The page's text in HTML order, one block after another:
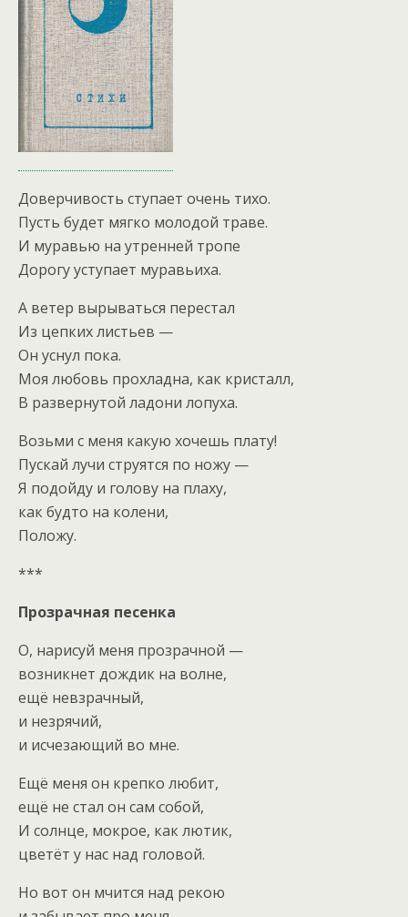
Доверчивость ступает очень тихо.
Пусть будет мягко молодой траве.
И муравью на утренней тропе
Дорогу уступает муравьиха.
А ветер вырываться перестал
Из цепких листьев —
Он уснул пока.
Моя любовь прохладна, как кристалл,
В развернутой ладони лопуха.
Возьми с меня какую хочешь плату!
Пускай лучи струятся по ножу —
Я подойду и голову на плаху,
как будто на колени,
Положу.
***
Прозрачная песенка
О, нарисуй меня прозрачной —
возникнет дождик на волне,
ещё невзрачный,
и незрячий,
и исчезающий во мне.
Ещё меня он крепко любит,
ещё не стал он сам собой,
И солнце, мокрое, как лютик,
цветёт у нас над головой.
Но вот он мчится над рекою